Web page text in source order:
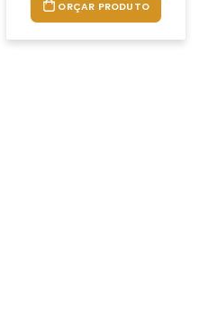
ORÇAR PRODUTO
Do Seu Jeito, Desde O